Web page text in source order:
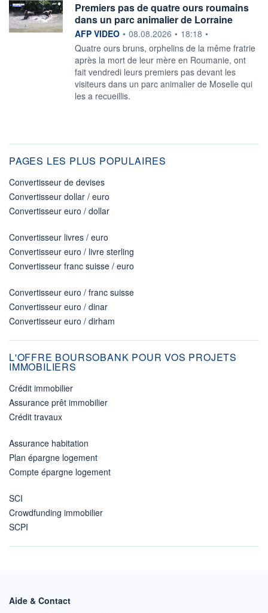
Premiers pas de quatre ours roumains
dans un parc animalier de Lorraine
information fournie par
AFP VIDEO • 08.08.2026 • 18:18 •
Quatre ours bruns, orphelins de la même fratrie
après la mort de leur mère en Roumanie, ont
fait vendredi leurs premiers pas devant les
visiteurs dans un parc animalier de Moselle qui
les a recueillis.
PAGES LES PLUS POPULAIRES
Convertisseur de devises
Convertisseur dollar / euro
Convertisseur euro / dollar
Convertisseur livres / euro
Convertisseur euro / livre sterling
Convertisseur franc suisse / euro
Convertisseur euro / franc suisse
Convertisseur euro / dinar
Convertisseur euro / dirham
L'OFFRE BOURSOBANK POUR VOS PROJETS
IMMOBILIERS
Crédit immobilier
Assurance prêt immobilier
Crédit travaux
Assurance habitation
Plan épargne logement
Compte épargne logement
SCI
Crowdfunding immobilier
SCPI
Aide & Contact